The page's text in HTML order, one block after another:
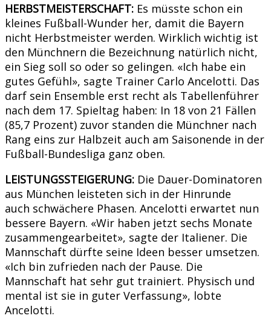
HERBSTMEISTERSCHAFT: Es müsste schon ein
kleines Fußball-Wunder her, damit die Bayern
nicht Herbstmeister werden. Wirklich wichtig ist
den Münchnern die Bezeichnung natürlich nicht,
ein Sieg soll so oder so gelingen. «Ich habe ein
gutes Gefühl», sagte Trainer Carlo Ancelotti. Das
darf sein Ensemble erst recht als Tabellenführer
nach dem 17. Spieltag haben: In 18 von 21 Fällen
(85,7 Prozent) zuvor standen die Münchner nach
Rang eins zur Halbzeit auch am Saisonende in der
Fußball-Bundesliga ganz oben.
LEISTUNGSSTEIGERUNG: Die Dauer-Dominatoren
aus München leisteten sich in der Hinrunde
auch schwächere Phasen. Ancelotti erwartet nun
bessere Bayern. «Wir haben jetzt sechs Monate
zusammengearbeitet», sagte der Italiener. Die
Mannschaft dürfte seine Ideen besser umsetzen.
«Ich bin zufrieden nach der Pause. Die
Mannschaft hat sehr gut trainiert. Physisch und
mental ist sie in guter Verfassung», lobte
Ancelotti.